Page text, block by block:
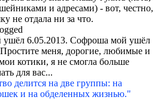
и адресами) - вот, честно,
не отдала ни за что.
ушёл 6.05.2013. Софроша мой ушёл
меня, дорогие, любимые и
котики, я не смогла больше
для вас...
делится на две группы: на
и на обделенных жизнью."